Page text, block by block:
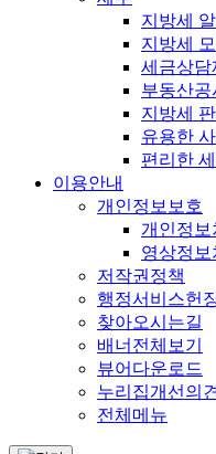
지방세
지방세
세금상담
부동산
지방세
유용한
편리한
이용안내
개인정보보호
개인정보
영상정보
저작권정책
행정서비스헌
찾아오시는길
배너전체보기
뷰어다운로드
누리집개선의견
전체메뉴